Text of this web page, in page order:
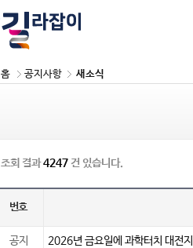
홈 공지사항 새소식
조회 결과4247 건 있습니다.
번호
공지 2026년 금요일에 과학터치 대전